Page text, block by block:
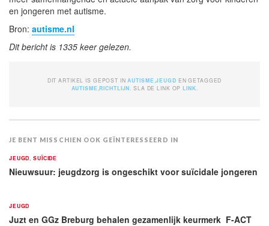
en jongeren met autisme.
Bron: autisme.nl
Dit bericht is 1335 keer gelezen.
DIT ARTIKEL IS GEPOST INAUTISME ,JEUGD EN GETAGGED
AUTISME ,RICHTLIJN . SLA DE LINK OPLINK
JE BENT MISSCHIEN OOK GEÏNTERESSEERD IN
JEUGD ,SUÏCIDE
Nieuwsuur: jeugdzorg is ongeschikt voor suïcidale jongeren
JEUGD
Juzt en GGz Breburg behalen gezamenlijk keurmerk F-ACT